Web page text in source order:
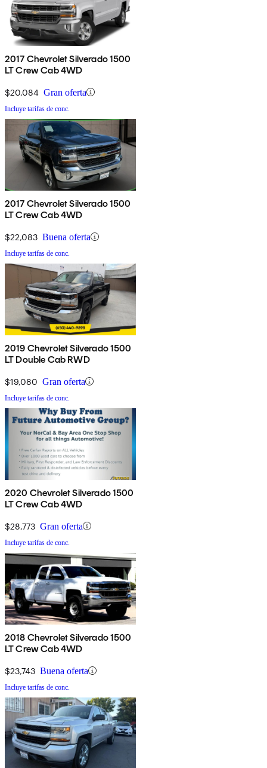
2017 Chevrolet Silverado 1500
LT Crew Cab 4WD
$20,084 Gran oferta
Incluye tarifas de conc.
2017 Chevrolet Silverado 1500
LT Crew Cab 4WD
$22,083 Buena oferta
Incluye tarifas de conc.
2019 Chevrolet Silverado 1500
LT Double Cab RWD
$19,080 Gran oferta
Incluye tarifas de conc.
2020 Chevrolet Silverado 1500
LT Crew Cab 4WD
$28,773 Gran oferta
Incluye tarifas de conc.
2018 Chevrolet Silverado 1500
LT Crew Cab 4WD
$23,743 Buena oferta
Incluye tarifas de conc.